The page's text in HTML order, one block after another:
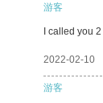
游客
I called you
2022-02-10
游客